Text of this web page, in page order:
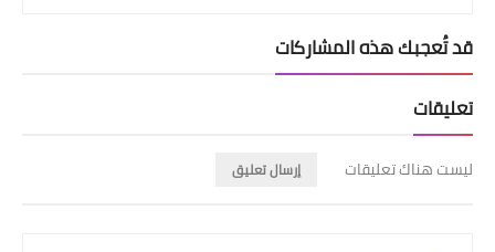
قد تُعجبك هذه المشاركات
تعليقات
ليست هناك تعليقات إرسال تعليق